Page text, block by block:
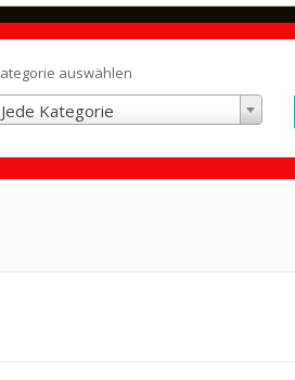
auswählen
Jede Kategorie